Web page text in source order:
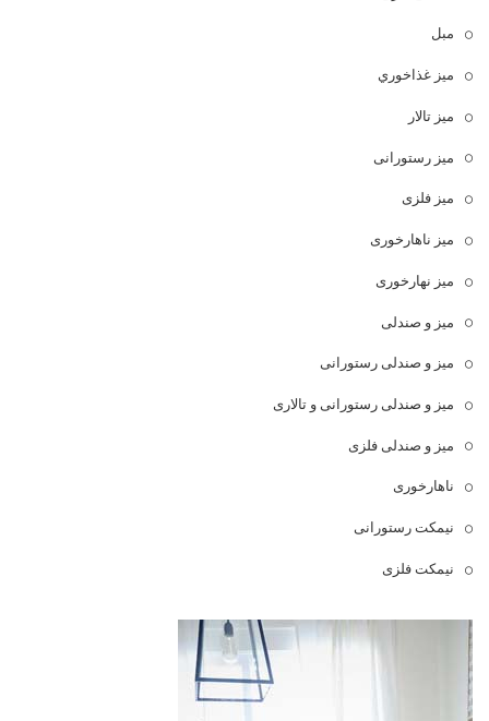
مبل
ميز غذاخوري
میز تالار
میز رستورانی
میز فلزی
میز ناهارخوری
میز نهارخوری
میز و صندلی
میز و صندلی رستورانی
میز و صندلی رستورانی و تالاری
میز و صندلی فلزی
ناهارخوری
نیمکت رستورانی
نیمکت فلزی